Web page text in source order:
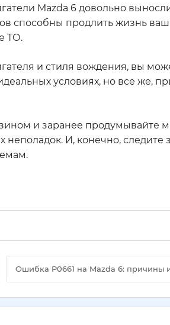
Mazda 6 довольно
способны продлить жизнь
ТО.
и стиля вождения, вы
условиях, но все же,
и заранее продумывайте
И, конечно, следите
Ошибка P0661 на Mazda 6: причины